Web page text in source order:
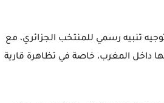
تنبيه رسمي للمنتخب الجزائري، مع
داخل المغرب، خاصة في تظاهرة قارية